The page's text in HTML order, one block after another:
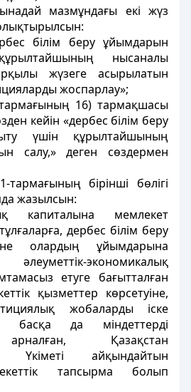
мазмұндағы екі жүз
білім беру ұйымдарын
нысаналы
жүзеге асырылатын
жоспарлау»;
16) тармақшасы
кейiн «дербес білім беру
үшiн құрылтайшының
салу,» деген сөздермен
бірінші бөлігі
жазылсын:
капиталына мемлекет
дербес білім беру
олардың ұйымдарына
экономикалық
етуге бағытталған
қызметтер көрсетуіне,
жобаларды iске
басқа да мiндеттердi
Қазақстан
Үкіметі айқындайтын
тапсырма болып